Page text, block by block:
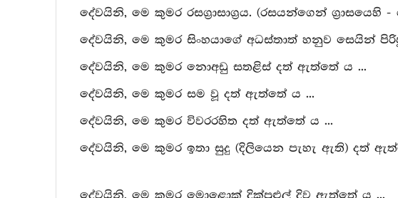
දේවයිනි, මෙ කුමර රසග්‍රාසාග්‍රය. (රසයන්ගෙන්
දේවයිනි, මෙ කුමර සිංහයාගේ අධස්තාත් හනුව සෙයින්
දේවයිනි, මෙ කුමර නොඅඩු සතළිස් දත් ඇත්තේ ය ...
දේවයිනි, මෙ කුමර සම වූ දත් ඇත්තේ ය ...
දේවයිනි, මෙ කුමර විවරරහිත දත් ඇත්තේ ය ...
දේවයිනි, මෙ කුමර ඉතා සුදු (දිලියෙන පැහැ ඇති) දත්